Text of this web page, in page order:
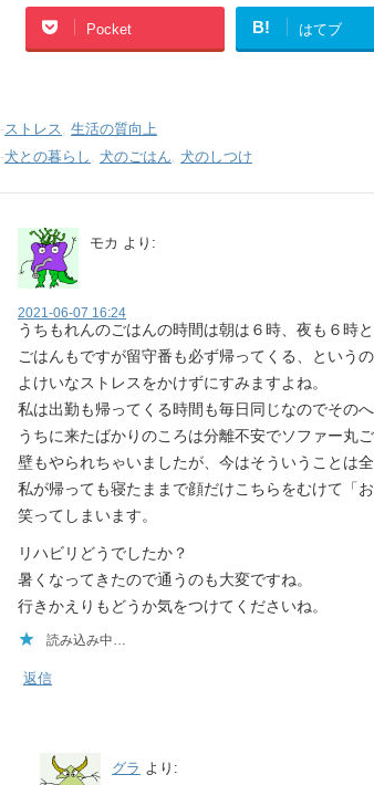
Pocket B! はてブ
-ストレス, 生活の質向上
-犬との暮らし , 犬のごはん, 犬のしつけ
モカ より:
2021-06-07 16:24
うちもれんのごはんの時間は朝は６時、夜も６時
ごはんもですが留守番も必ず帰ってくる、という
よけいなストレスをかけずにすみますよね。
私は出勤も帰ってくる時間も毎日同じなのでその
うちに来たばかりのころは分離不安でソファー丸
壁もやられちゃいましたが、今はそういうことは全
私が帰っても寝たままで顔だけこちらをむけて「
笑ってしまいます。
リハビリどうでしたか？
暑くなってきたので通うのも大変ですね。
行きかえりもどうか気をつけてくださいね。
読み込み中…
返信
グラ より: